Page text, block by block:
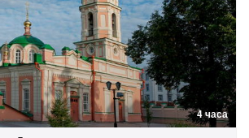
4 часа